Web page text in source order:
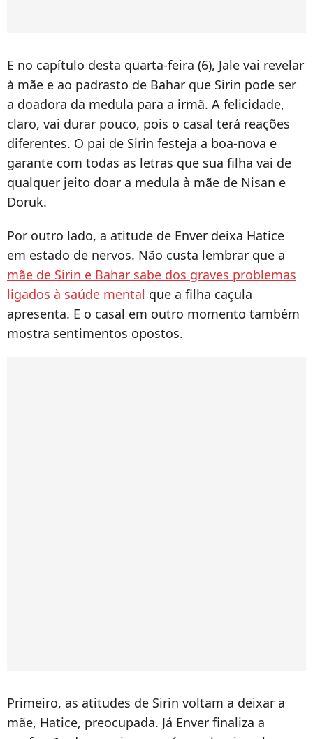
E no capítulo desta quarta-feira (6), Jale vai revelar
à mãe e ao padrasto de Bahar que Sirin pode ser
a doadora da medula para a irmã. A felicidade,
claro, vai durar pouco, pois o casal terá reações
diferentes. O pai de Sirin festeja a boa-nova e
garante com todas as letras que sua filha vai de
qualquer jeito doar a medula à mãe de Nisan e
Doruk.
Por outro lado, a atitude de Enver deixa Hatice
em estado de nervos. Não custa lembrar que a
mãe de Sirin e Bahar sabe dos graves problemas
ligados à saúde mental que a filha caçula
apresenta. E o casal em outro momento também
mostra sentimentos opostos.
Primeiro, as atitudes de Sirin voltam a deixar a
mãe, Hatice, preocupada. Já Enver finaliza a